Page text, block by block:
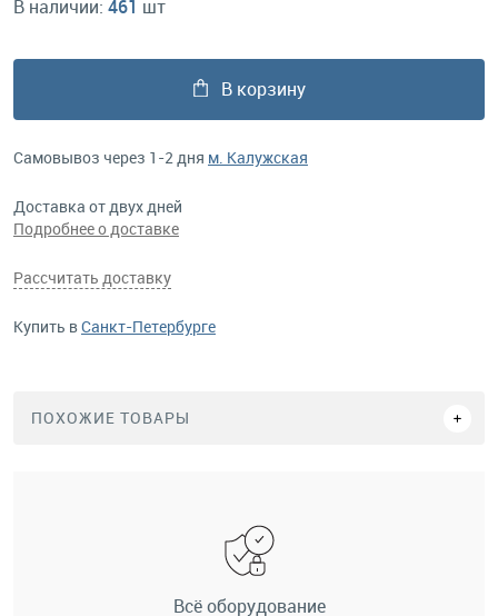
В наличии: 461 шт
В корзину
Самовывоз через 1-2 дня м. Калужская
Доставка от двух дней
Подробнее о доставке
Рассчитать доставку
Купить вСанкт-Петербурге
ПОХОЖИЕ ТОВАРЫ
Всё оборудование